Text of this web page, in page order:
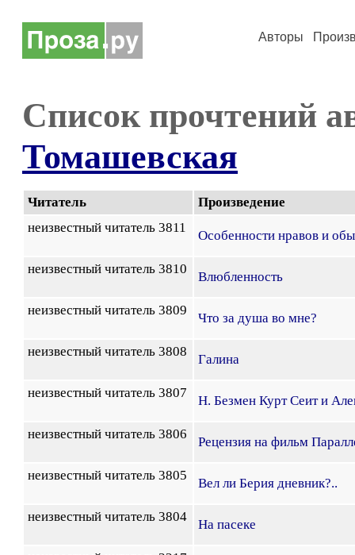
Авторы
Список прочтений
Томашевская
Читатель
Произведение
неизвестный читатель 3811
Особенности нравов и
неизвестный читатель 3810
Влюбленность
неизвестный читатель 3809
Что за душа во мне?
неизвестный читатель 3808
Галина
неизвестный читатель 3807
Н. Безмен Курт Сеит и
неизвестный читатель 3806
Рецензия на фильм
неизвестный читатель 3805
Вел ли Берия дневник?..
неизвестный читатель 3804
На пасеке